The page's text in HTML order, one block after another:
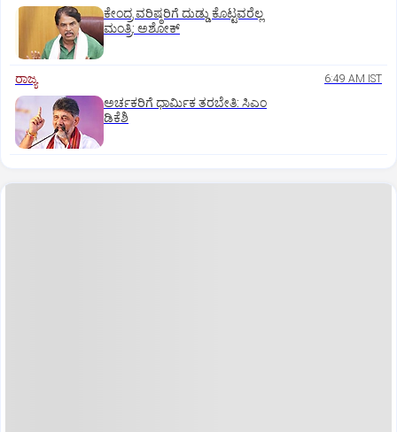
ಕೇಂದ್ರ ವರಿಷ್ಠರಿಗೆ ದುಡ್ಡು ಕೊಟ್ಟವರೆಲ್ಲ
ಮಂತ್ರಿ: ಅಶೋಕ್
ರಾಜ್ಯ 6:49 AM IST
ಅರ್ಚಕರಿಗೆ ಧಾರ್ಮಿಕ ತರಬೇತಿ: ಸಿಎಂ
ಡಿಕೆಶಿ